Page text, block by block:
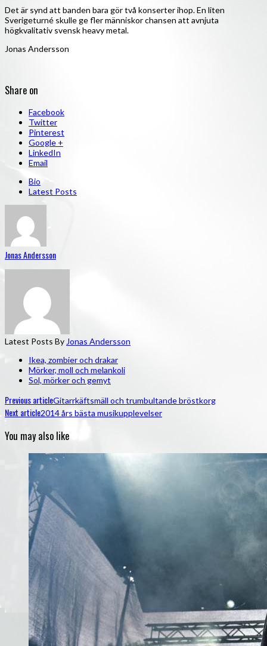
Det är synd att banden bara gör två konserter ihop. En liten
Sverigeturné skulle ge fler människor chansen att avnjuta
högkvalitativ svensk heavy metal.
Jonas Andersson
Share on
Facebook
Twitter
Pinterest
Google +
LinkedIn
Email
Bio
Latest Posts
Jonas Andersson
Latest Posts By Jonas Andersson
Ikea, zombier och drakar
Mörker, moll och melankoli
Sol, mörker och gemyt
Previous articleGitarrkäftsmäll och trumbultande bröstkorg
Next article2014 års bästa musikupplevelser
You may also like